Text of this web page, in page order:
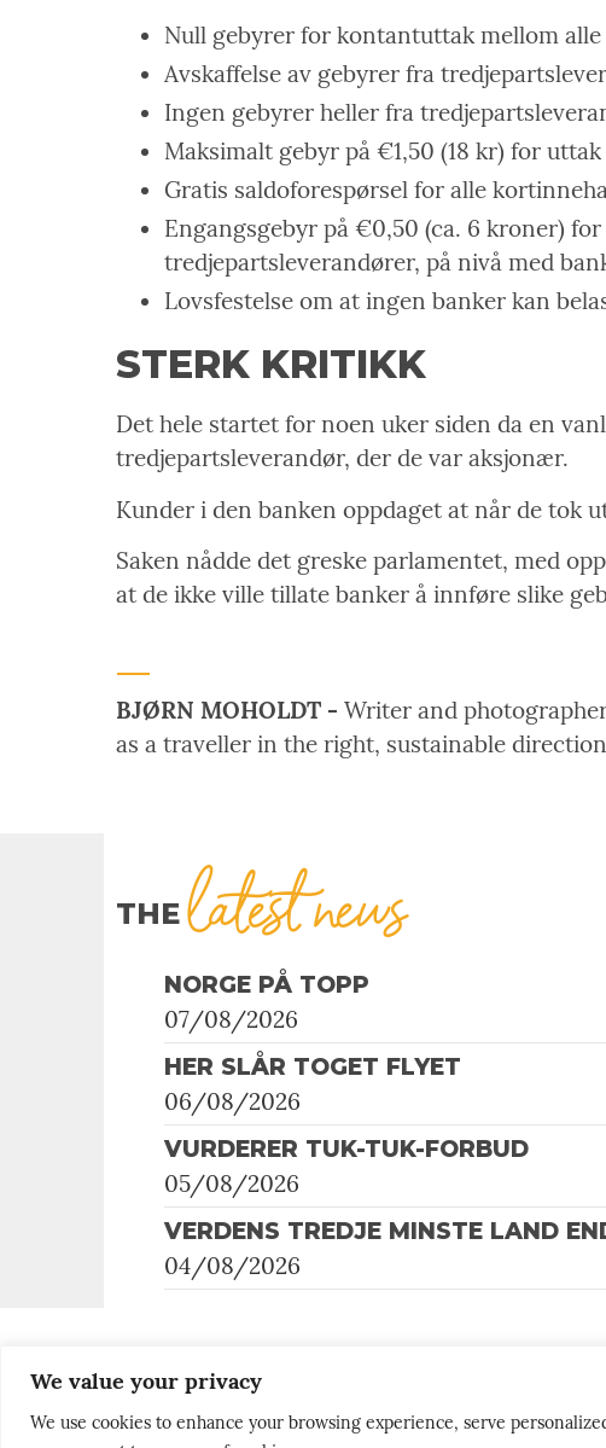
We value your privacy
We use cookies to enhance your browsing experience, serve
Null gebyrer for kontantuttak mellom
Avskaffelse av gebyrer fra
Ingen gebyrer heller fra
Maksimalt gebyr på €1,50 (18 kr) for
Gratis saldoforespørsel for alle
Engangsgebyr på €0,50 (ca. 6 kroner)
tredjepartsleverandører, på nivå med
Lovsfestelse om at ingen banker kan
STERK KRITIKK
Det hele startet for noen uker siden da en
tredjepartsleverandør, der de var aksjonær.
Kunder i den banken oppdaget at når de tok
Saken nådde det greske parlamentet, med
at de ikke ville tillate banker å innføre slike
BJØRN MOHOLDT - Writer and
as a traveller in the right, sustainable
THElatest news
NORGE PÅ TOPP
07/08/2026
HER SLÅR TOGET FLYET
06/08/2026
VURDERER TUK-TUK-FORBUD
05/08/2026
VERDENS TREDJE MINSTE LAND
04/08/2026